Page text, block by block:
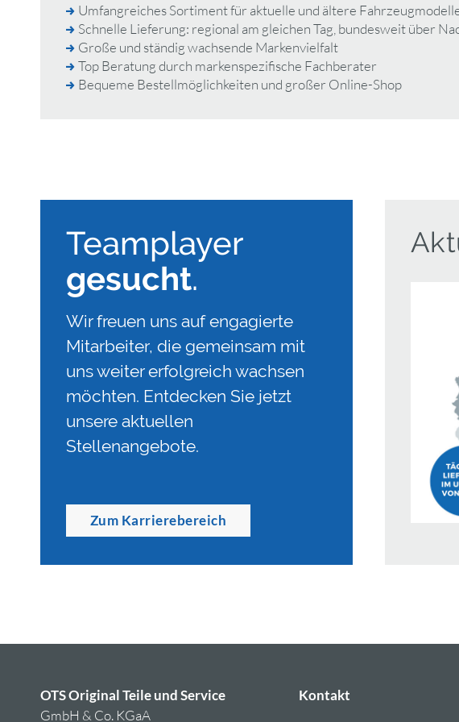
Umfangreiches Sortiment für aktuelle und ältere
Schnelle Lieferung: regional am gleichen Tag, bundesweit über
Große und ständig wachsende Markenvielfalt
Top Beratung durch markenspezifische Fachberater
Bequeme Bestellmöglichkeiten und großer Online-Shop
Teamplayer
gesucht.
Wir freuen uns auf engagierte
Mitarbeiter, die gemeinsam mit
uns weiter erfolgreich wachsen
möchten. Entdecken Sie jetzt
unsere aktuellen
Stellenangebote.
Zum Karrierebereich
OTS Original Teile und Service
GmbH & Co. KGaA
Kontakt